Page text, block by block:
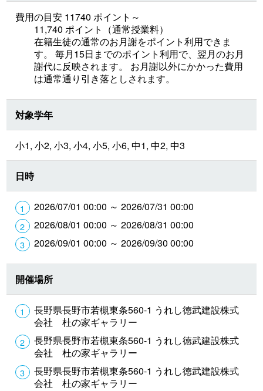
費用の目安 11740 ポイント～
11,740 ポイント（通常授業料）
在籍生徒の通常のお月謝をポイント利用できま
す。 毎月15日までのポイント利用で、翌月のお月
謝代に反映されます。 お月謝以外にかかった費用
は通常通り引き落としされます。
対象学年
小1, 小2, 小3, 小4, 小5, 小6, 中1, 中2, 中3
日時
2026/07/01 00:00 ～ 2026/07/31 00:00
2026/08/01 00:00 ～ 2026/08/31 00:00
2026/09/01 00:00 ～ 2026/09/30 00:00
開催場所
長野県長野市若槻東条560-1 うれし徳武建設株式
会社 杜の家ギャラリー
長野県長野市若槻東条560-1 うれし徳武建設株式
会社 杜の家ギャラリー
長野県長野市若槻東条560-1 うれし徳武建設株式
会社 杜の家ギャラリー